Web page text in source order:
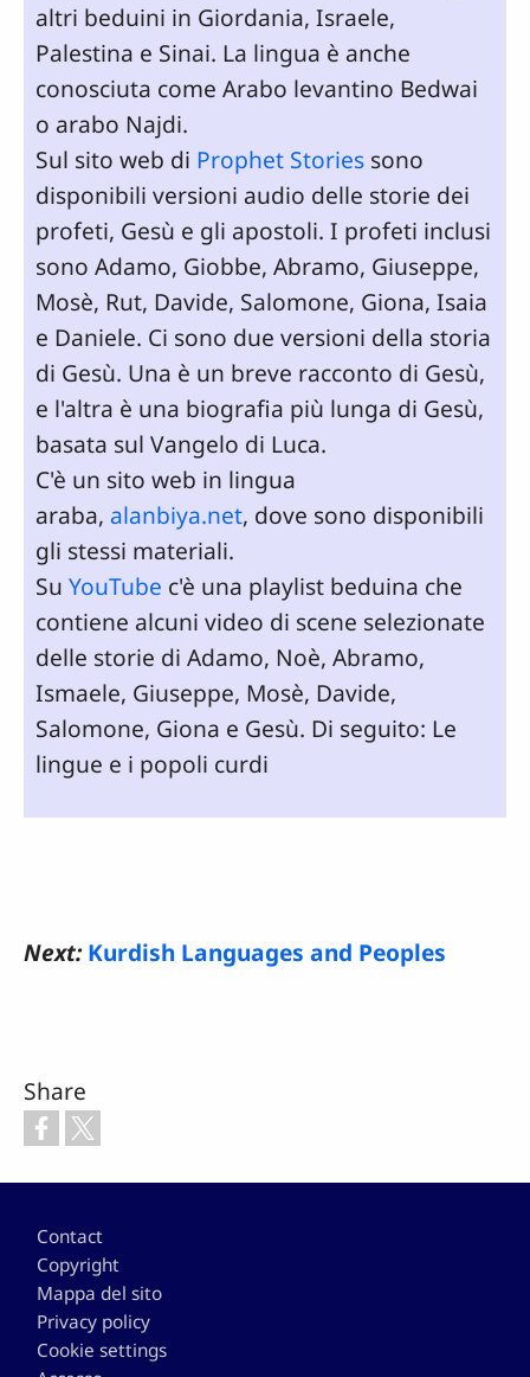
altri beduini in Giordania, Israele,
Palestina e Sinai. La lingua è anche
conosciuta come Arabo levantino Bedwai
o arabo Najdi.
Sul sito web di Prophet Stories sono
disponibili versioni audio delle storie dei
profeti, Gesù e gli apostoli. I profeti inclusi
sono Adamo, Giobbe, Abramo, Giuseppe,
Mosè, Rut, Davide, Salomone, Giona, Isaia
e Daniele. Ci sono due versioni della storia
di Gesù. Una è un breve racconto di Gesù,
e l'altra è una biografia più lunga di Gesù,
basata sul Vangelo di Luca.
C'è un sito web in lingua
araba, alanbiya.net, dove sono disponibili
gli stessi materiali.
Su YouTube c'è una playlist beduina che
contiene alcuni video di scene selezionate
delle storie di Adamo, Noè, Abramo,
Ismaele, Giuseppe, Mosè, Davide,
Salomone, Giona e Gesù. Di seguito: Le
lingue e i popoli curdi
Next:Kurdish Languages and Peoples
Share
Contact
Copyright
Mappa del sito
Privacy policy
Cookie settings